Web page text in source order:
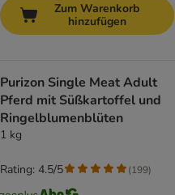
Zum Warenkorb
hinzufügen
Purizon Single Meat Adult
Pferd mit Süßkartoffel und
Ringelblumenblüten
1 kg
Rating: 4.5/5 (199)